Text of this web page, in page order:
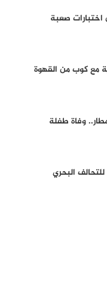
اختبارات صعبة
مع كوب من القهوة
وفاة طفلة
البحري